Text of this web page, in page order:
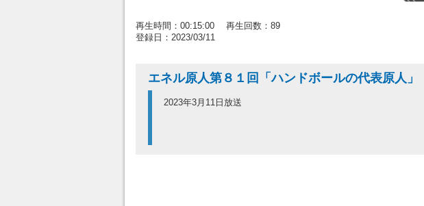
再生時間：00:15:00 再生回数：89
登録日：2023/03/11
エネル原人第８１回「ハンドボールの代表原人」
2023年3月11日放送